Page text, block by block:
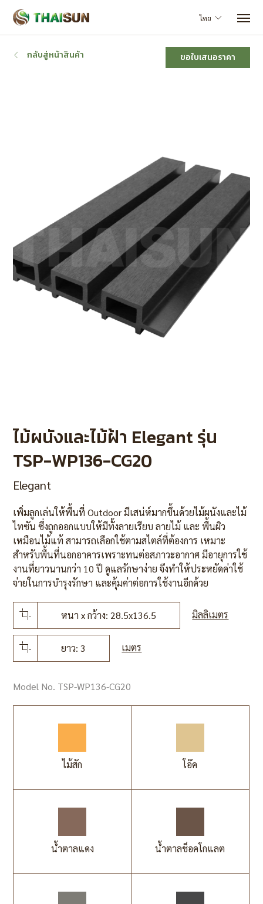
ไทย
กลับสู่หน้าสินค้า ขอใบเสนอราคา
ไม้ผนังและไม้ฝ้า Elegant รุ่น
TSP-WP136-CG20
Elegant
เพิ่มลูกเล่นให้พื้นที่ Outdoor มีเสน่ห์มากขึ้นด้วยไม้ผนังและไม้
ไทซัน ซึ่งถูกออกแบบให้มีทั้งลายเรียบ ลายไม้ และ พื้นผิว
เหมือนไม้แท้ สามารถเลือกใช้ตามสไตล์ที่ต้องการ เหมาะ
สำหรับพื้นที่นอกอาคารเพราะทนต่อสภาวะอากาศ มีอายุการใช้
งานที่ยาวนานกว่า 10 ปี ดูแลรักษาง่าย จึงทำให้ประหยัดค่าใช้
จ่ายในการบำรุงรักษา และคุ้มค่าต่อการใช้งานอีกด้วย
หนา x กว้าง: 28.5x136.5 มิลลิเมตร
ยาว: 3 เมตร
Model No. TSP-WP136-CG20
ไม้สัก โอ๊ค
น้ำตาลแดง น้ำตาลช็อคโกแลต